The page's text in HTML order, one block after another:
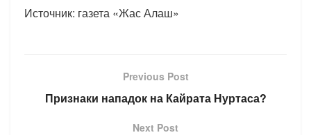
Источник: газета «Жас Алаш»
Previous Post
Признаки нападок на Кайрата Нуртаса?
Next Post